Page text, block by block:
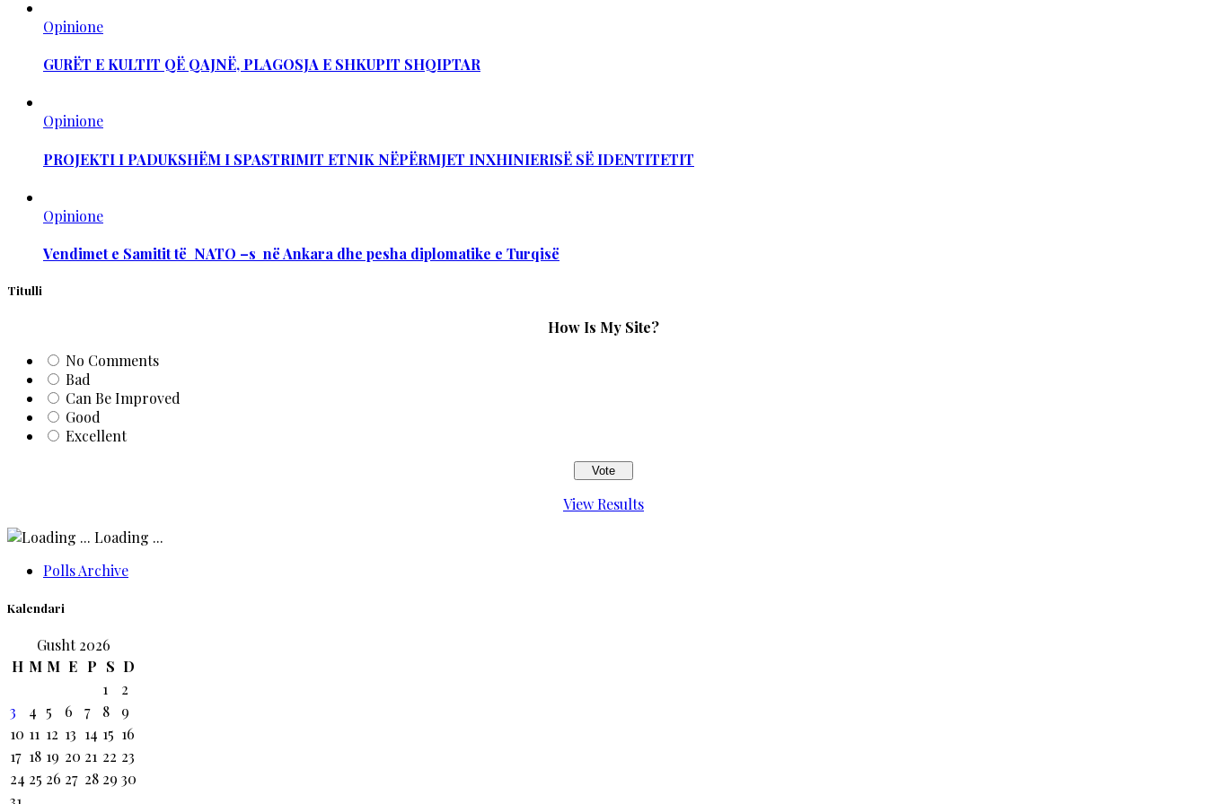
Opinione
GURËT E KULTIT QË QAJNË, PLAGOSJA E SHKUPIT SHQIPTAR
Opinione
PROJEKTI I PADUKSHËM I SPASTRIMIT ETNIK NËPËRMJET INXHINIERISË SË IDENTITETIT
Opinione
Vendimet e Samitit të NATO –s në Ankara dhe pesha diplomatike e Turqisë
Titulli
How Is My Site?
No Comments
Bad
Can Be Improved
Good
Excellent
View Results
Loading ...
Polls Archive
Kalendari
Gusht 2026
H M M E P S D
1
2
3
4 5 6 7 8
9
10 11 12 13 14 15 16
17 18 19 20 21 22 23
24 25 26 27 28 29 30